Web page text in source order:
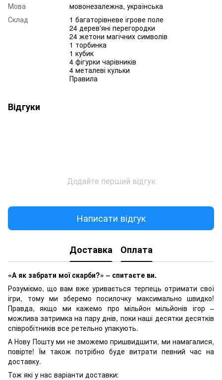
Мова
мовонезалежна, українська
Склад
1 багаторівневе ігрове поле
24 дерев'яні перегородки
24 жетони магічних символів
1 торбинка
1 кубик
4 фігурки чарівників
4 металеві кульки
Правила
Відгуки
Додайте перший відгук
Написати відгук
Доставка Оплата
«А як забрати мої скарби?» – спитаєте ви.
Розуміємо, що вам вже уривається терпець отримати свої
ігри, тому ми зберемо посилочку максимально швидко!
Правда, якщо ми кажемо про мільйон мільйонів ігор –
можлива затримка на пару днів, поки наші десятки десятків
співробітників все ретельно упакують.
А Нову Пошту ми не зможемо пришвидшити, ми намагалися,
повірте! Їм також потрібно буде витрати певний час на
доставку.
Тож які у нас варіанти доставки: